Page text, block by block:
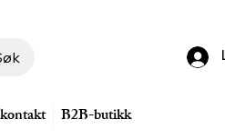
B2B-butikk